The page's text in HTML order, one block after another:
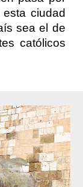
ciudad
sea el de
católicos